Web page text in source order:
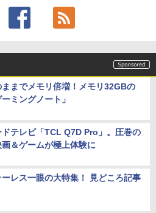
ままでメモリ倍増！メモリ32GBの
ーミングノート」
テレビ「TCL Q7D Pro」。圧巻の
＆ゲームが極上体験に
ーレス一眼の大特集！ 見どころ記事